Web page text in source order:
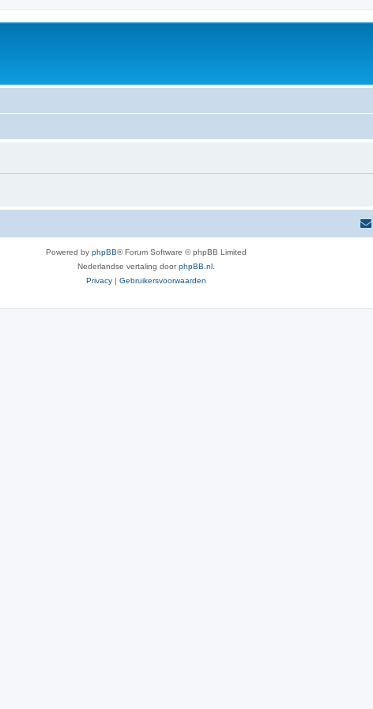
Powered by phpBB® Forum Software © phpBB Limited
Nederlandse vertaling doorphpBB.nl
Privacy | Gebruikersvoorwaarden